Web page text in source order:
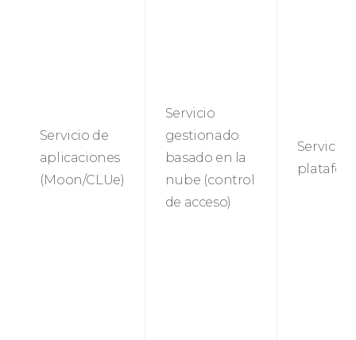
Servicio de
aplicaciones
(Moon/CLUe)
Servicio
gestionado
basado en la
nube (control
de acceso)
Servicio